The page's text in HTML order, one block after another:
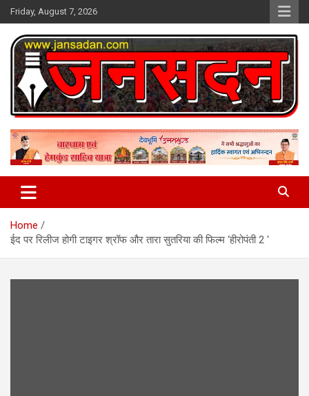
Skip
to
content
Friday, August 7, 2026
Jan Sadan
Home
ईद पर रिलीज होगी टाइगर श्रॉफ और तारा सुतरिया की फिल्म ‘हीरोपंती 2 ‘